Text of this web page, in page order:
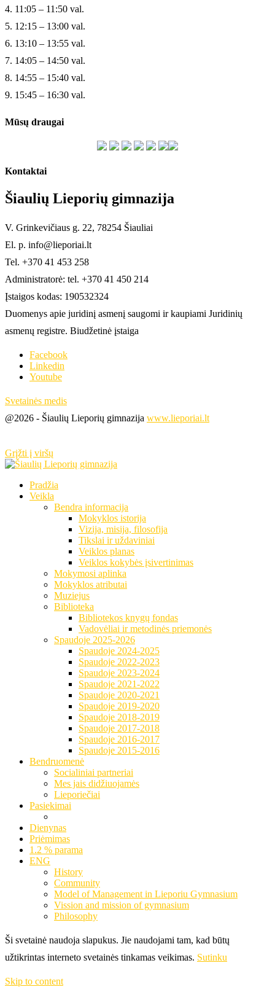
4. 11:05 – 11:50 val.
5. 12:15 – 13:00 val.
6. 13:10 – 13:55 val.
7. 14:05 – 14:50 val.
8. 14:55 – 15:40 val.
9. 15:45 – 16:30 val.
Mūsų draugai
Kontaktai
Šiaulių Lieporių gimnazija
V. Grinkevičiaus g. 22, 78254 Šiauliai
El. p. info@lieporiai.lt
Tel. +370 41 453 258
Administratorė: tel. +370 41 450 214
Įstaigos kodas: 190532324
Duomenys apie juridinį asmenį saugomi ir kaupiami Juridinių
asmenų registre. Biudžetinė įstaiga
Facebook
Linkedin
Youtube
Svetainės medis
@2026 - Šiaulių Lieporių gimnazija www.lieporiai.lt
Grįžti į viršų
Pradžia
Veikla
Bendra informacija
Mokyklos istorija
Vizija, misija, filosofija
Tikslai ir uždaviniai
Veiklos planas
Veiklos kokybės įsivertinimas
Mokymosi aplinka
Mokyklos atributai
Muziejus
Biblioteka
Bibliotekos knygų fondas
Vadovėliai ir metodinės priemonės
Spaudoje 2025-2026
Spaudoje 2024-2025
Spaudoje 2022-2023
Spaudoje 2023-2024
Spaudoje 2021-2022
Spaudoje 2020-2021
Spaudoje 2019-2020
Spaudoje 2018-2019
Spaudoje 2017-2018
Spaudoje 2016-2017
Spaudoje 2015-2016
Bendruomenė
Socialiniai partneriai
Mes jais didžiuojamės
Lieporiečiai
Pasiekimai
Dienynas
Priėmimas
1.2 % parama
ENG
History
Community
Model of Management in Lieporiu Gymnasium
Vission and mission of gymnasium
Philosophy
Ši svetainė naudoja slapukus. Jie naudojami tam, kad būtų
užtikrintas interneto svetainės tinkamas veikimas. Sutinku
Skip to content